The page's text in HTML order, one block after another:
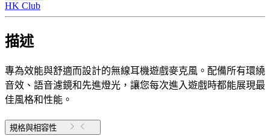
HK Club
描述
專為效能與舒適而設計的無線耳機遊戲麥克風。配備所有環繞
音效、語音濾鏡和先進燈光，讓您每次進入遊戲時都能展現最
佳風格和性能。
規格與相容性